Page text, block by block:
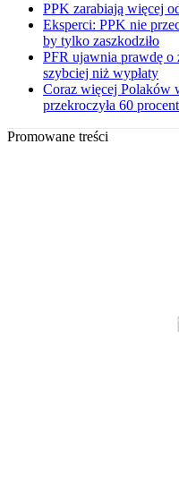
PPK zarabiają więcej
Eksperci: PPK nie
by tylko zaszkodziło
PFR ujawnia prawdę o
szybciej niż wypłaty
Coraz więcej Polaków
przekroczyła 60 procent
Promowane treści